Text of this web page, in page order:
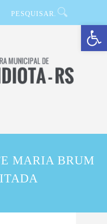
Barra de Ferramentas Aberta
MARIA BRUM